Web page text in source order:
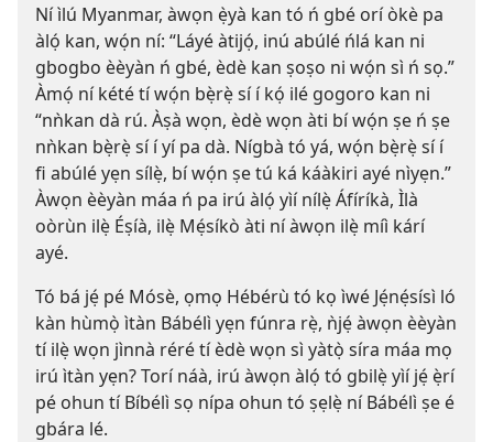
Ní ìlú Myanmar, àwọn ẹ̀yà kan tó ń gbé orí òkè pa
àlọ́ kan, wọ́n ní: “Láyé àtijọ́, inú abúlé ńlá kan ni
gbogbo èèyàn ń gbé, èdè kan ṣoṣo ni wọ́n sì ń sọ.”
Àmọ́ ní kété tí wọ́n bẹ̀rẹ̀ sí í kọ́ ilé gogoro kan ni
“nǹkan dà rú. Àṣà wọn, èdè wọn àti bí wọ́n ṣe ń ṣe
nǹkan bẹ̀rẹ̀ sí í yí pa dà. Nígbà tó yá, wọ́n bẹ̀rẹ̀ sí í
fi abúlé yẹn sílẹ̀, bí wọ́n ṣe tú ká káàkiri ayé nìyẹn.”
Àwọn èèyàn máa ń pa irú àlọ́ yìí nílẹ̀ Áfíríkà, Ìlà
oòrùn ilẹ̀ Éṣíà, ilẹ̀ Mẹ́síkò àti ní àwọn ilẹ̀ míì kárí
ayé.
Tó bá jẹ́ pé Mósè, ọmọ Hébérù tó kọ ìwé Jẹ́nẹ́sísì ló
kàn hùmọ̀ ìtàn Bábélì yẹn fúnra rẹ̀, ǹjẹ́ àwọn èèyàn
tí ilẹ̀ wọn jìnnà réré tí èdè wọn sì yàtọ̀ síra máa mọ
irú ìtàn yẹn? Torí náà, irú àwọn àlọ́ tó gbilẹ̀ yìí jẹ́ ẹ̀rí
pé ohun tí Bíbélì sọ nípa ohun tó ṣẹlẹ̀ ní Bábélì ṣe é
gbára lé.